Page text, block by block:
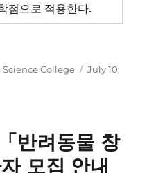
점으로 적용한다.
College
Posted
July 10,
반려동물 창
모집 안내